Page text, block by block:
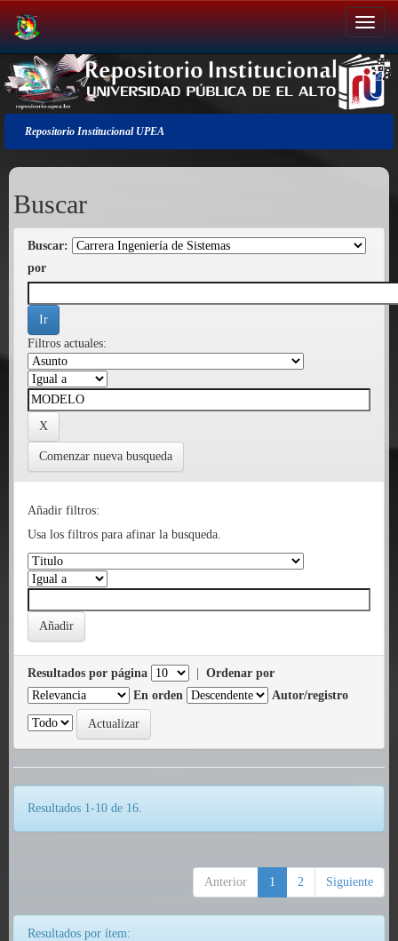
Salir
de
la
navegación
Repositorio Institucional UPEA
Buscar
Buscar:
por
Filtros actuales:
Comenzar nueva busqueda
Añadir filtros:
Usa los filtros para afinar la busqueda.
Resultados por página
Ordenar por
En orden
Autor/registro
Resultados 1-10 de 16.
Anterior 1 2 Siguiente
Resultados por ítem: